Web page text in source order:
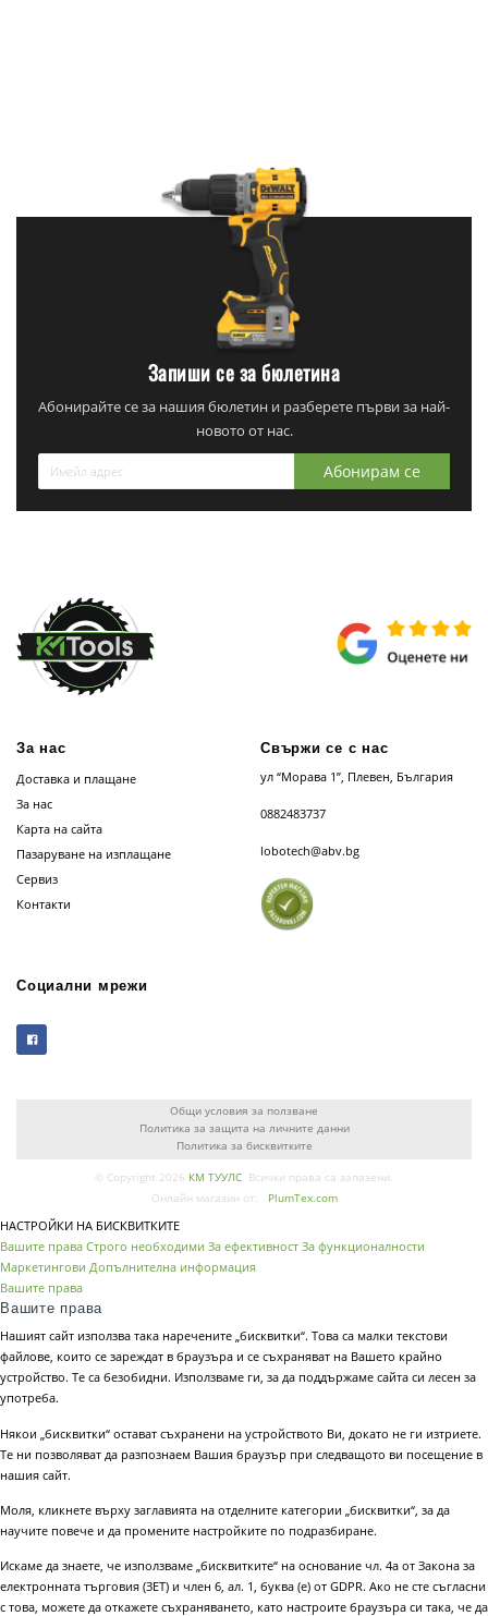
Запиши се за бюлетина
Абонирайте се за нашия бюлетин и разберете първи за най-
новото от нас.
Абонирам се
За нас
Доставка и плащане
За нас
Карта на сайта
Пазаруване на изплащане
Сервиз
Контакти
Свържи се с нас
ул “Морава 1”, Плевен, България
0882483737
lobotech@abv.bg
Социални мрежи
Общи условия за ползване
Политика за защита на личните данни
Политика за бисквитките
© Copyright 2026 КМ ТУУЛС. Всички права са запазени.
Онлайн магазин от:
PlumTex.com
НАСТРОЙКИ НА БИСКВИТКИТЕ
Вашите права Строго необходими За ефективност За функционалности
Маркетингови Допълнителна информация
Вашите права
Вашите права
Нашият сайт използва така наречените „бисквитки“. Това са малки текстови
файлове, които се зареждат в браузъра и се съхраняват на Вашето крайно
устройство. Те са безобидни. Използваме ги, за да поддържаме сайта си лесен за
употреба.
Някои „бисквитки“ остават съхранени на устройството Ви, докато не ги изтриете.
Те ни позволяват да разпознаем Вашия браузър при следващото ви посещение в
нашия сайт.
Моля, кликнете върху заглавията на отделните категории „бисквитки“, за да
научите повече и да промените настройките по подразбиране.
Искаме да знаете, че използваме „бисквитките“ на основание чл. 4а от Закона за
електронната търговия (ЗЕТ) и член 6, ал. 1, буква (е) от GDPR. Ако не сте съгласни
с това, можете да откажете съхраняването, като настроите браузъра си така, че да